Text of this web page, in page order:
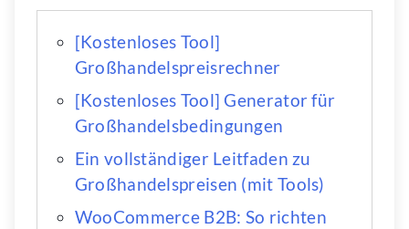
[Kostenloses Tool]
Großhandelspreisrechner
[Kostenloses Tool] Generator für
Großhandelsbedingungen
Ein vollständiger Leitfaden zu
Großhandelspreisen (mit Tools)
WooCommerce B2B: So richten